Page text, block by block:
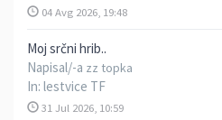
04 Avg 2026, 19:48
Moj srčni hrib..
Napisal/-a zz topka
In: lestvice TF
31 Jul 2026, 10:59